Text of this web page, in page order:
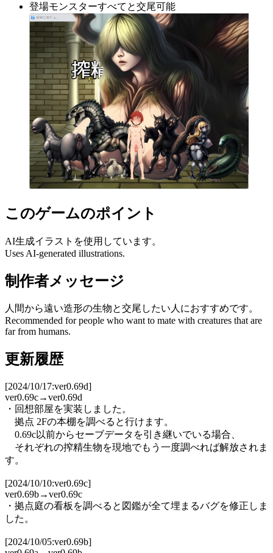
登場モンスターすべてと交尾可能
このゲームのポイント
AI生成イラストを使用しています。
Uses AI-generated illustrations.
制作者メッセージ
人間から遠い造形の生物と交尾したい人におすすめです。
Recommended for people who want to mate with creatures that are
far from humans.
更新履歴
[2024/10/17:ver0.69d]
ver0.69c→ver0.69d
・回想部屋を実装しました。
拠点 2Fの本棚を調べると行けます。
0.69c以前からセーブデータを引き継いでいる場合、
それぞれの搾精生物を現地でもう一度調べれば解放されま
す。
[2024/10/10:ver0.69c]
ver0.69b→ver0.69c
・拠点庭の看板を調べると図鑑が全て埋まるバグを修正しま
した。
[2024/10/05:ver0.69b]